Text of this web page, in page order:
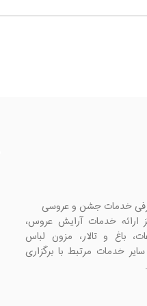
خدمات جشن و عروسی
ارائه خدمات آرایش عروس،
باغ و تالار، مزون لباس
خدمات مرتبط با برگزاری